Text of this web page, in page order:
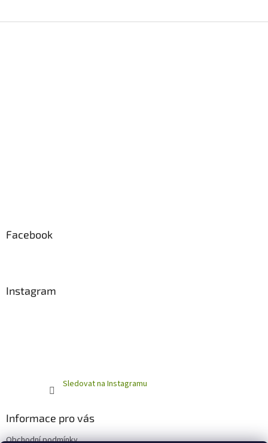
Facebook
Instagram
Sledovat na Instagramu
Informace pro vás
Obchodní podmínky